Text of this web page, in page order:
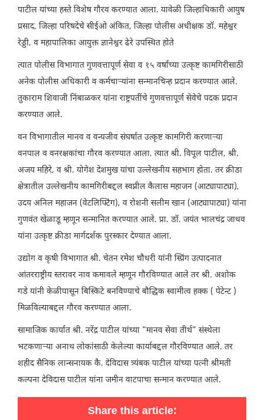
पाटील यांच्या हस्ते विशेष गौरव करण्यात आला. यावेळी जिल्हाधिकारी आयुष
प्रसाद, जिल्हा परिषदेचे सीईओ अंकित, जिल्हा पोलीस अधीक्षक डॉ. महेश्वर
रेड्डी, व महापालिका आयुक्त ज्ञानेश्वर ढेरे उपस्थित होते
त्यात पोलीस विभागात गुणवत्तापूर्ण सेवा व १५ वर्षांच्या उत्कृष्ट कामगिरीसाठी
अनेक पोलीस अधिकारी व कर्मचार्‍यांना सन्मानचिन्ह प्रदान करण्यात आले.
तुकाराम शिवाजी निंबाळकर यांना राष्ट्रपतींचे गुणवत्तापूर्ण सेवेचे पदक प्रदान
करण्यात आले.
वन विभागातील मानव व वन्यजीव संघर्षात उत्कृष्ट कामगिरी करणाऱ्या
वनपाल व वनरक्षकांचा गौरव करण्यात आला. त्यात श्री. विपूल पाटील, श्री.
अजय महिरे, व श्री. योगेश देशमुख यांचा उल्लेखनीय सहभाग होता. तर क्रीडा
क्षेत्रातील उल्लेखनीय कामगिरीबद्दल स्वप्नील कैलास महाजन (आट्यापाट्या),
उदय अनिल महाजन (वेटलिफ्टिंग), व रोशनी सलीम खान (आट्यापाट्या) यांना
गुणवंत खेळाडू म्हणून सन्मानित करण्यात आले. प्रा. डॉ. जयंत भालचंद्र जाधव
यांना उत्कृष्ट क्रीडा मार्गदर्शक पुरस्कार देण्यात आला.
उद्योग व कृषी विभागात श्री. चेतन रमेश चौधरी यांनी स्प्रिंग उत्पादनात
आंतरराष्ट्रीय स्तरावर नाव कमावले म्हणून गौरविण्यात आले तर श्री. अशोक
गडे यांनी केळीपासून बिस्किटे बनविण्याचे बौद्धिक स्वामीत्व हक्क ( पेटेन्ट )
मिळविल्याबद्दल गौरव करण्यात आला.
सामाजिक कार्यात श्री. नरेंद्र पाटील यांच्या “मानव सेवा तीर्थ” संस्थेला
भटकणाऱ्या अनाथ लोकांसाठी केलेल्या कार्याबद्दल गौरविण्यात आले. तर
शहीद सैनिक लान्सनायक कै. देविदास त्र्यंबक पाटील यांच्या पत्नी श्रीमती
कल्पना देविदास पाटील यांना जमीन वाटपाचा सन्मान करण्यात आले.
Share this article: